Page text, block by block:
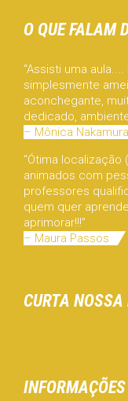
O QUE FALAM
“Assisti uma
simplesmente
aconchegante,
dedicado,
– Mônica Nakamura
“Ótima localização
animados com
professores
quem quer
aprimorar!!!”
– Maura Passos
CURTA